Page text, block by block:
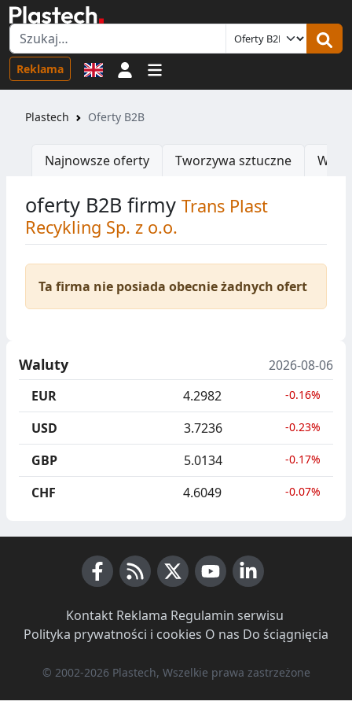
Reklama Logowanie
Plastech Oferty B2B
Najnowsze oferty Tworzywa sztuczne
oferty B2B firmy Trans Plast
Recykling Sp. z o.o.
Ta firma nie posiada obecnie żadnych ofert
Waluty
2026-08-06
EUR
4.2982 -0.16%
USD 3.7236 -0.23%
GBP 5.0134 -0.17%
CHF 4.6049 -0.07%
Kontakt· Reklama Regulamin serwisu
Polityka prywatności i cookies O nas Do ściągnięcia
© 2002-2026 Plastech, Wszelkie prawa zastrzeżone